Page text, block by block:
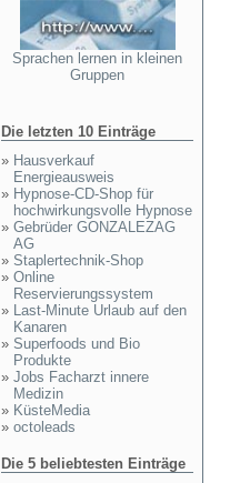
Sprachen lernen in kleinen
Gruppen
Die letzten 10 Einträge
» Hausverkauf
Energieausweis
» Hypnose-CD-Shop für
hochwirkungsvolle Hypnose
» Gebrüder GONZALEZAG
AG
» Staplertechnik-Shop
» Online
Reservierungssystem
» Last-Minute Urlaub auf den
Kanaren
» Superfoods und Bio
Produkte
» Jobs Facharzt innere
Medizin
» KüsteMedia
» octoleads
Die 5 beliebtesten Einträge